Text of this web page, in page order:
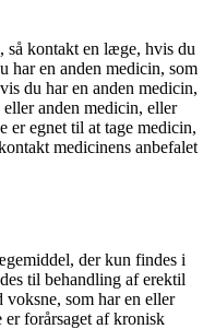
så kontakt en læge, hvis du
har en anden medicin, som
du har en anden medicin,
anden medicin, eller
er egnet til at tage medicin,
medicinens anbefalet
der kun findes i
til behandling af erektil
som har en eller
er forårsaget af kronisk